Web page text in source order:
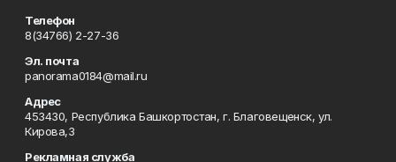
Телефон
8(34766) 2-27-36
Эл. почта
panorama0184@mail.ru
Адрес
453430, Республика Башкортостан, г. Благовещенск, ул.
Кирова,3
Рекламная служба